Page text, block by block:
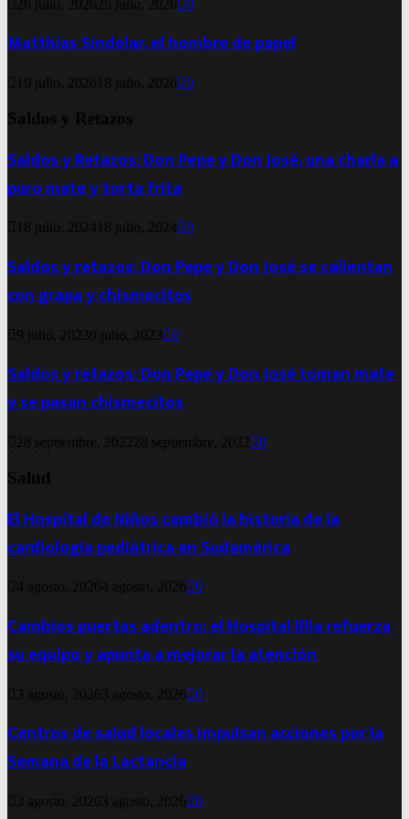
26 julio, 2026 25 julio, 2026 0
Matthias Sindelar, el hombre de papel
19 julio, 2026 18 julio, 2026 0
Saldos y Retazos
Saldos y Retazos: Don Pepe y Don José, una charla a
puro mate y torta frita
18 julio, 2024 18 julio, 2024 0
Saldos y retazos: Don Pepe y Don José se calientan
con grapa y chismecitos
9 julio, 20239 julio, 2023 0
Saldos y retazos: Don Pepe y Don José toman mate
y se pasan chismecitos
28 septiembre, 2022 28 septiembre, 2022 0
Salud
El Hospital de Niños cambió la historia de la
cardiología pediátrica en Sudamérica
4 agosto, 20264 agosto, 2026 0
Cambios puertas adentro: el Hospital Illia refuerza
su equipo y apunta a mejorar la atención
3 agosto, 2026 3 agosto, 2026 0
Centros de salud locales impulsan acciones por la
Semana de la Lactancia
3 agosto, 2026 3 agosto, 2026 0